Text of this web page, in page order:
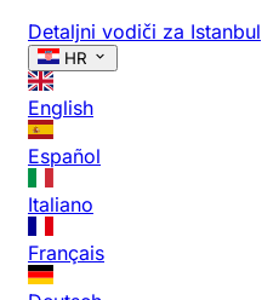
Detaljni vodiči za Istanbul
HR
English
Español
Italiano
Français